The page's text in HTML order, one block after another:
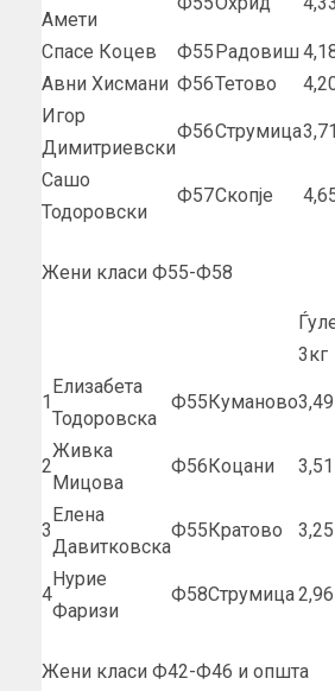
Амети
Спасе Коцев Ф55 Радовиш
Авни Хисмани Ф56Тетово
Игор
Димитриевски
Ф56Струмица3,71
Сашо
Тодоровски
Ф57Скопје
Жени класи Ф55-Ф58
3кг
1
Елизабета
Тодоровска
Ф55 Куманово3,49
2
Живка
Мицова
Ф56 Коцани 3,51
3
Елена
Давитковска
Ф55 Кратово 3,25
4
Нурие
Фаризи
Ф58Струмица2,96
Жени класи Ф42-Ф46 и општа